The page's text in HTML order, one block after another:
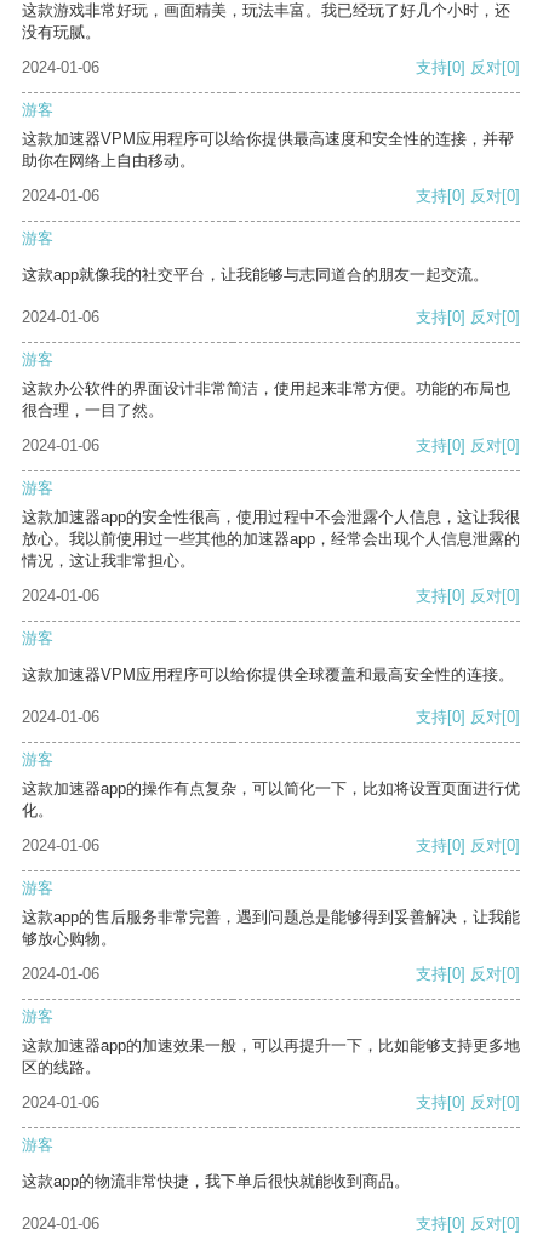
这款游戏非常好玩，画面精美，玩法丰富。我已经玩了好几个小时，还
没有玩腻。
2024-01-06
支持[0] 反对[0]
游客
这款加速器VPM应用程序可以给你提供最高速度和安全性的连接，并帮
助你在网络上自由移动。
2024-01-06
支持[0] 反对[0]
游客
这款app就像我的社交平台，让我能够与志同道合的朋友一起交流。
2024-01-06 支持[0] 反对[0]
游客
这款办公软件的界面设计非常简洁，使用起来非常方便。功能的布局也
很合理，一目了然。
2024-01-06
支持[0] 反对[0]
游客
这款加速器app的安全性很高，使用过程中不会泄露个人信息，这让我很
放心。我以前使用过一些其他的加速器app，经常会出现个人信息泄露的
情况，这让我非常担心。
2024-01-06
支持[0] 反对[0]
游客
这款加速器VPM应用程序可以给你提供全球覆盖和最高安全性的连接。
2024-01-06 支持[0] 反对[0]
游客
这款加速器app的操作有点复杂，可以简化一下，比如将设置页面进行优
化。
2024-01-06
支持[0] 反对[0]
游客
这款app的售后服务非常完善，遇到问题总是能够得到妥善解决，让我能
够放心购物。
2024-01-06
支持[0] 反对[0]
游客
这款加速器app的加速效果一般，可以再提升一下，比如能够支持更多地
区的线路。
2024-01-06
支持[0] 反对[0]
游客
这款app的物流非常快捷，我下单后很快就能收到商品。
2024-01-06 支持[0] 反对[0]